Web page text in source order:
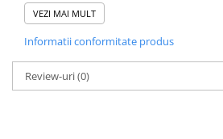
Methacrylate Crosspolymer, Boron
Ci 77492, Ci 77499, Ci 16035, Ci 77019, Ci
Ci 19140.
VEZI MAI MULT
Informatii conformitate produs
Review-uri(0)